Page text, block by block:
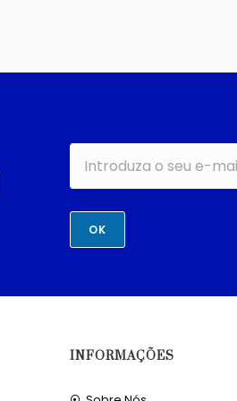
OK
INFORMAÇÕES